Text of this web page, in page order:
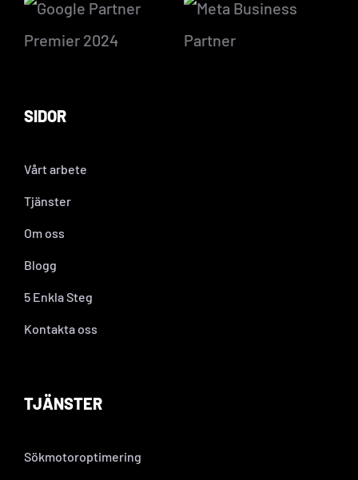
SIDOR
Vårt arbete
Tjänster
Om oss
Blogg
5 Enkla Steg
Kontakta oss
TJÄNSTER
Sökmotoroptimering